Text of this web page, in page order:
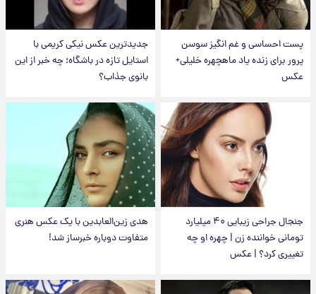
پست احساسی و غم انگیز سوسن
پرور برای زنده یاد ماهچهره خلیلی+
عکس
جدیدترین عکس نیکی کریمی با
استایل تازه در باشگاه؛ چه خبر از این
بانوی جذاب؟
جنجال جراحی زیبایی ۴۰ میلیارد
تومانی خواننده زن | چهره او چه
تغییری کرد؟ | عکس
هدی زین‌العابدین با یک عکس هنری
متفاوت دوباره خبرساز شد!